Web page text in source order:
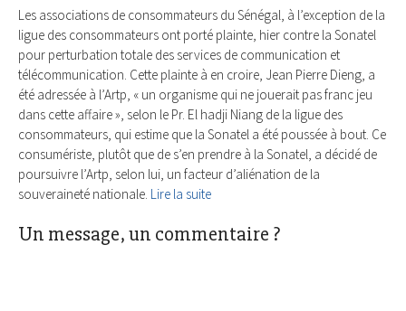
Les associations de consommateurs du Sénégal, à l’exception de la
ligue des consommateurs ont porté plainte, hier contre la Sonatel
pour perturbation totale des services de communication et
télécommunication. Cette plainte à en croire, Jean Pierre Dieng, a
été adressée à l’Artp, « un organisme qui ne jouerait pas franc jeu
dans cette affaire », selon le Pr. El hadji Niang de la ligue des
consommateurs, qui estime que la Sonatel a été poussée à bout. Ce
consumériste, plutôt que de s’en prendre à la Sonatel, a décidé de
poursuivre l’Artp, selon lui, un facteur d’aliénation de la
souveraineté nationale. Lire la suite
Un message, un commentaire ?